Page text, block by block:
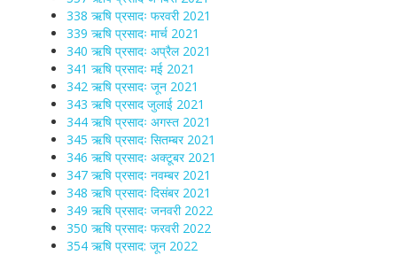
338 ऋषि प्रसादः फरवरी 2021
339 ऋषि प्रसादः मार्च 2021
340 ऋषि प्रसादः अप्रैल 2021
341 ऋषि प्रसादः मई 2021
342 ऋषि प्रसादः जून 2021
343 ऋषि प्रसाद जुलाई 2021
344 ऋषि प्रसादः अगस्त 2021
345 ऋषि प्रसादः सितम्बर 2021
346 ऋषि प्रसादः अक्टूबर 2021
347 ऋषि प्रसादः नवम्बर 2021
348 ऋषि प्रसादः दिसंबर 2021
349 ऋषि प्रसादः जनवरी 2022
350 ऋषि प्रसादः फरवरी 2022
354 ऋषि प्रसाद: जून 2022